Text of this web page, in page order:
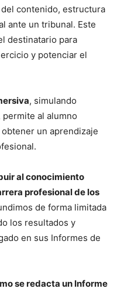
contenido, estructura
ante un tribunal. Este
destinatario para
y potenciar el
, simulando
al alumno
un aprendizaje
al conocimiento
profesional de los
de forma limitada
los resultados y
en sus Informes de
se redacta un Informe